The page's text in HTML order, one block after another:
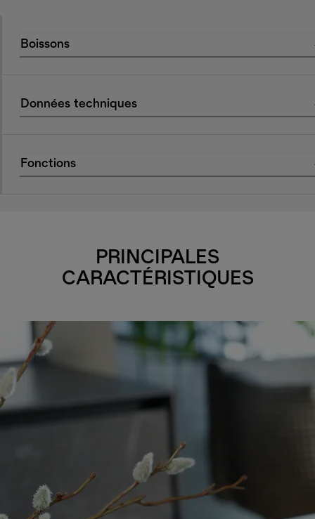
Boissons
Données techniques
Fonctions
PRINCIPALES
CARACTÉRISTIQUES